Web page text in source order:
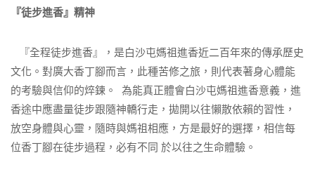
『徒步進香』精神
『全程徒步進香』，是白沙屯媽祖進香近二百年來的傳承歷史
文化。對廣大香丁腳而言，此種苦修之旅，則代表著身心體能
的考驗與信仰的焠鍊。 為能真正體會白沙屯媽祖進香意義，進
香途中應盡量徒步跟隨神轎行走，拋開以往懶散依賴的習性，
放空身體與心靈，隨時與媽祖相應，方是最好的選擇，相信每
位香丁腳在徒步過程，必有不同 於以往之生命體驗。